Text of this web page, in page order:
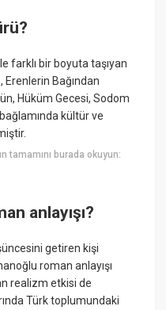
farklı bir boyuta taşıyan
Bağından
Hüküm Gecesi, Sodom
kültür ve
tamamını burada okuyun:
anlayışı?
getiren kişi
roman anlayışı
realizm etkisi de
Türk toplumundaki